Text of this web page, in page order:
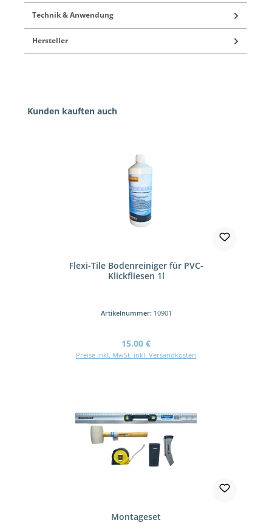
Technik & Anwendung
Hersteller
Produktgalerie überspringen
Kunden kauften auch
Flexi-Tile Bodenreiniger für PVC-
Klickfliesen 1l
Artikelnummer: 10901
Regulärer Preis:
15,00 €
Preise inkl. MwSt. inkl. Versandkosten
Montageset